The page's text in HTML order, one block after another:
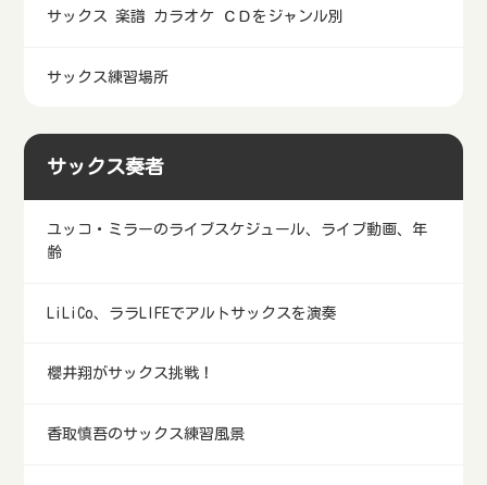
サックス 楽譜 カラオケ ＣＤをジャンル別
サックス練習場所
サックス奏者
ユッコ・ミラーのライブスケジュール、ライブ動画、年
齢
LiLiCo、ララLIFEでアルトサックスを演奏
櫻井翔がサックス挑戦！
香取慎吾のサックス練習風景